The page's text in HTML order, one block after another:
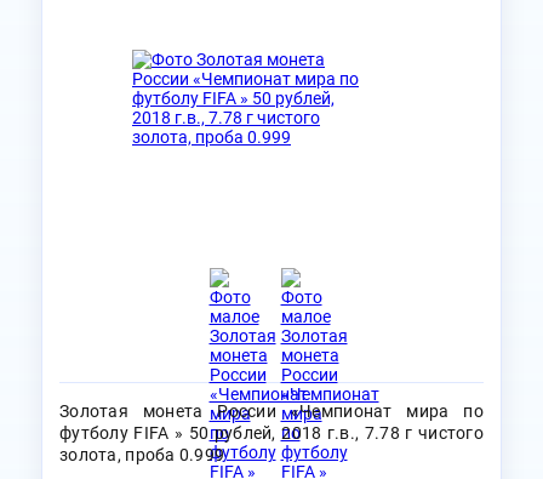
Золотая монета России «Чемпионат мира по
футболу FIFA » 50 рублей, 2018 г.в., 7.78 г чистого
золота, проба 0.999